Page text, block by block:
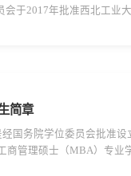
于2017年批准西北工业
简章
国务院学位委员会批准
管理硕士（MBA）专